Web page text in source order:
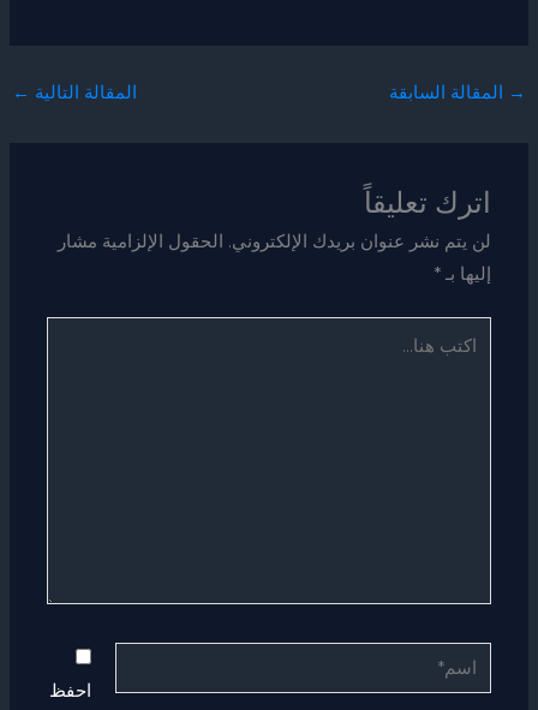
→ المقالة السابقة المقالة التالية ←
اترك تعليقاً
لن يتم نشر عنوان بريدك الإلكتروني. الحقول الإلزامية مشار
إليها بـ*
اسم*
احفظ